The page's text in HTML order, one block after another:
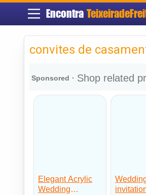
Encontra
convites de